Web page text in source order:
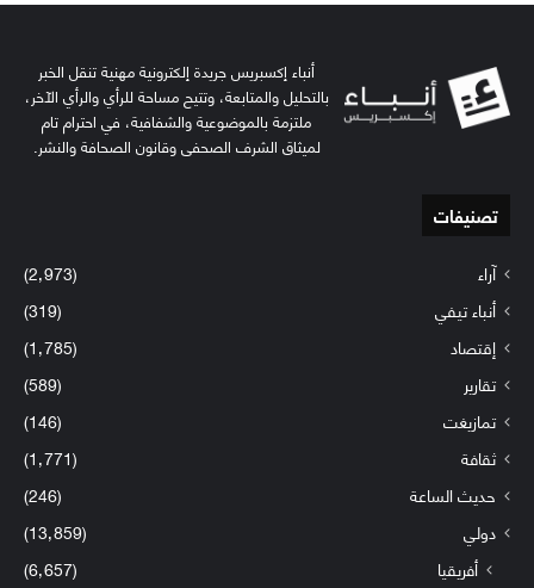
أنباء إكسبريس جريدة إلكترونية مهنية تنقل الخبر
بالتحليل والمتابعة، وتتيح مساحة للرأي والرأي الآخر،
ملتزمة بالموضوعية والشفافية، في احترام تام
لميثاق الشرف الصحفي وقانون الصحافة والنشر.
تصنيفات
آراء
(2٬973)
أنباء تيفي
(319)
إقتصاد
(1٬785)
تقارير
(589)
تمازيغت
(146)
ثقافة
(1٬771)
حديث الساعة
(246)
دولي
(13٬859)
أفريقيا
(6٬657)